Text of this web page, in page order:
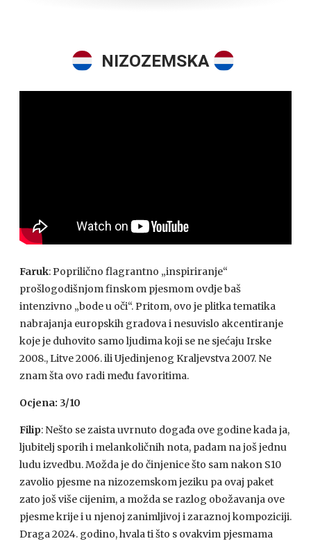
NIZOZEMSKA
Faruk: Poprilično flagrantno „inspiriranje“
prošlogodišnjom finskom pjesmom ovdje baš
intenzivno „bode u oči“. Pritom, ovo je plitka tematika
nabrajanja europskih gradova i nesuvislo akcentiranje
koje je duhovito samo ljudima koji se ne sjećaju Irske
2008., Litve 2006. ili Ujedinjenog Kraljevstva 2007. Ne
znam šta ovo radi među favoritima.
Ocjena: 3/10
Filip: Nešto se zaista uvrnuto događa ove godine kada ja,
ljubitelj sporih i melankoličnih nota, padam na još jednu
ludu izvedbu. Možda je do činjenice što sam nakon S10
zavolio pjesme na nizozemskom jeziku pa ovaj paket
zato još više cijenim, a možda se razlog obožavanja ove
pjesme krije i u njenoj zanimljivoj i zaraznoj kompoziciji.
Draga 2024. godino, hvala ti što s ovakvim pjesmama